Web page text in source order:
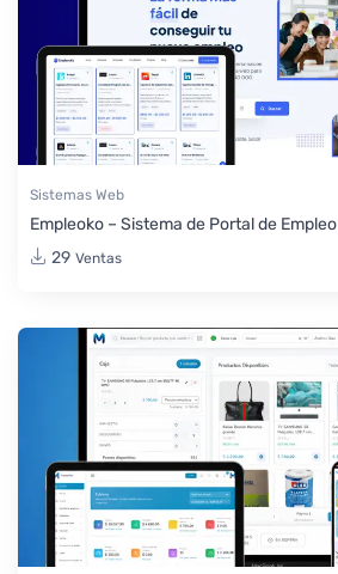
Sistemas Web
Empleoko – Sistema de Portal de Empleo
29 Ventas